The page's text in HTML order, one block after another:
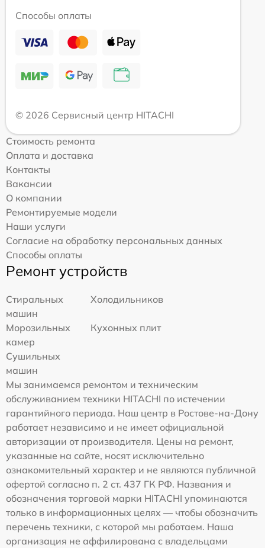
Способы оплаты
© 2026 Сервисный центр HITACHI
Стоимость ремонта
Оплата и доставка
Контакты
Вакансии
О компании
Ремонтируемые модели
Наши услуги
Согласие на обработку персональных данных
Способы оплаты
Ремонт устройств
Стиральных
машин
Холодильников
Морозильных
камер
Кухонных плит
Сушильных
машин
Мы занимаемся ремонтом и техническим
обслуживанием техники HITACHI по истечении
гарантийного периода. Наш центр в Ростове-на-Дону
работает независимо и не имеет официальной
авторизации от производителя. Цены на ремонт,
указанные на сайте, носят исключительно
ознакомительный характер и не являются публичной
офертой согласно п. 2 ст. 437 ГК РФ. Названия и
обозначения торговой марки HITACHI упоминаются
только в информационных целях — чтобы обозначить
перечень техники, с которой мы работаем. Наша
организация не аффилирована с владельцами